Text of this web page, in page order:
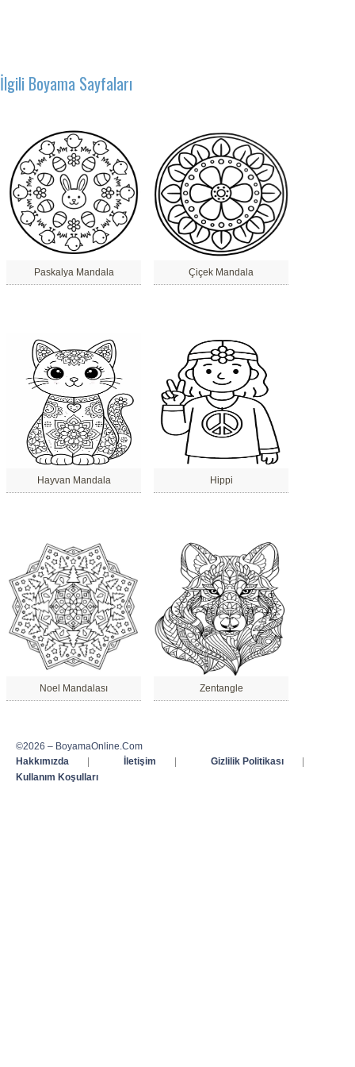
İlgili Boyama Sayfaları
Paskalya Mandala Çiçek Mandala
Hayvan Mandala Hippi
Noel Mandalası Zentangle
©2026 – BoyamaOnline.Com
Hakkımızda
İletişim Gizlilik Politikası
Kullanım Koşulları